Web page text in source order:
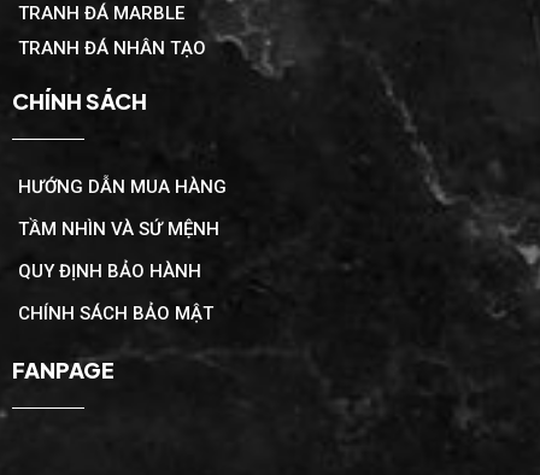
TRANH ĐÁ MARBLE
TRANH ĐÁ NHÂN TẠO
CHÍNH SÁCH
HƯỚNG DẪN MUA HÀNG
TẦM NHÌN VÀ SỨ MỆNH
QUY ĐỊNH BẢO HÀNH
CHÍNH SÁCH BẢO MẬT
FANPAGE